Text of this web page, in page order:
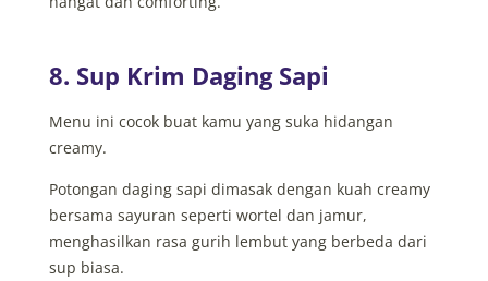
8. Sup Krim Daging Sapi
Menu ini cocok buat kamu yang suka hidangan
creamy.
Potongan daging sapi dimasak dengan kuah creamy
bersama sayuran seperti wortel dan jamur,
menghasilkan rasa gurih lembut yang berbeda dari
sup biasa.